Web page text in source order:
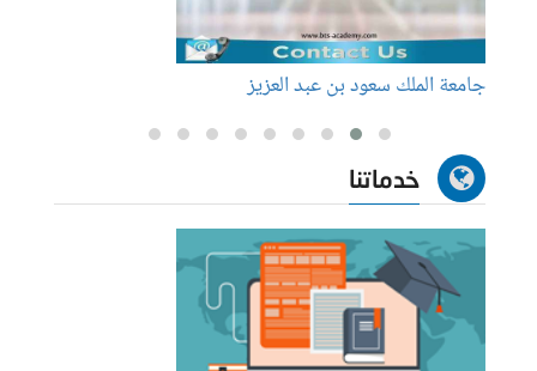
جامعة الملك سعود بن عبد العزيز
خدماتنا